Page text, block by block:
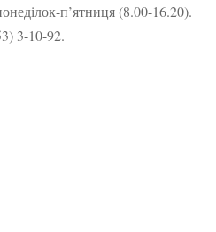
п’ятниця (8.00-16.20).
3-10-92.